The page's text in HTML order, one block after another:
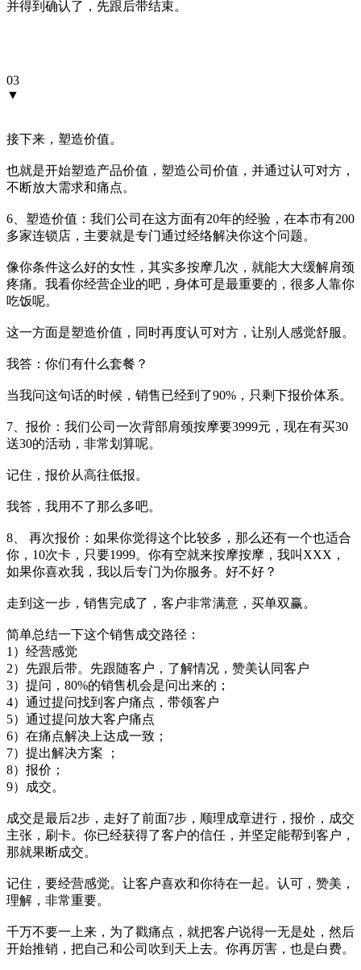
并得到确认了，先跟后带结束。
03
▼
接下来，塑造价值。
也就是开始塑造产品价值，塑造公司价值，并通过认可对方，
不断放大需求和痛点。
6、塑造价值：我们公司在这方面有20年的经验，在本市有200
多家连锁店，主要就是专门通过经络解决你这个问题。
像你条件这么好的女性，其实多按摩几次，就能大大缓解肩颈
疼痛。我看你经营企业的吧，身体可是最重要的，很多人靠你
吃饭呢。
这一方面是塑造价值，同时再度认可对方，让别人感觉舒服。
我答：你们有什么套餐？
当我问这句话的时候，销售已经到了90%，只剩下报价体系。
7、报价：我们公司一次背部肩颈按摩要3999元，现在有买30
送30的活动，非常划算呢。
记住，报价从高往低报。
我答，我用不了那么多吧。
8、 再次报价：如果你觉得这个比较多，那么还有一个也适合
你，10次卡，只要1999。你有空就来按摩按摩，我叫XXX，
如果你喜欢我，我以后专门为你服务。好不好？
走到这一步，销售完成了，客户非常满意，买单双赢。
简单总结一下这个销售成交路径：
1）经营感觉
2）先跟后带。先跟随客户，了解情况，赞美认同客户
3）提问，80%的销售机会是问出来的；
4）通过提问找到客户痛点，带领客户
5）通过提问放大客户痛点
6）在痛点解决上达成一致；
7）提出解决方案 ；
8）报价；
9）成交。
成交是最后2步，走好了前面7步，顺理成章进行，报价，成交
主张，刷卡。你已经获得了客户的信任，并坚定能帮到客户，
那就果断成交。
记住，要经营感觉。让客户喜欢和你待在一起。认可，赞美，
理解，非常重要。
千万不要一上来，为了戳痛点，就把客户说得一无是处，然后
开始推销，把自己和公司吹到天上去。你再厉害，也是白费。